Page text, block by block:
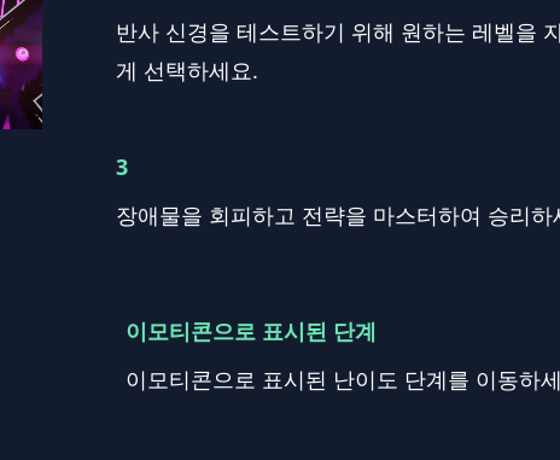
반사 신경을 테스트하기 위해 원하는 레벨을
게 선택하세요.
3
장애물을 회피하고 전략을 마스터하여 승리하
이모티콘으로 표시된 단계
이모티콘으로 표시된 난이도 단계를 이동하